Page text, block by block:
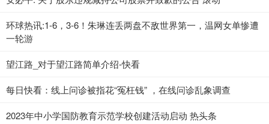
环球热讯:1-6，3-6！朱琳连丢两盘不敌世界第一，温网女单惨遭
一轮游
望江路_对于望江路简单介绍-快看
每日快看：线上问诊被指花“冤枉钱” ，在线问诊乱象调查
2023年中小学国防教育示范学校创建活动启动 热头条